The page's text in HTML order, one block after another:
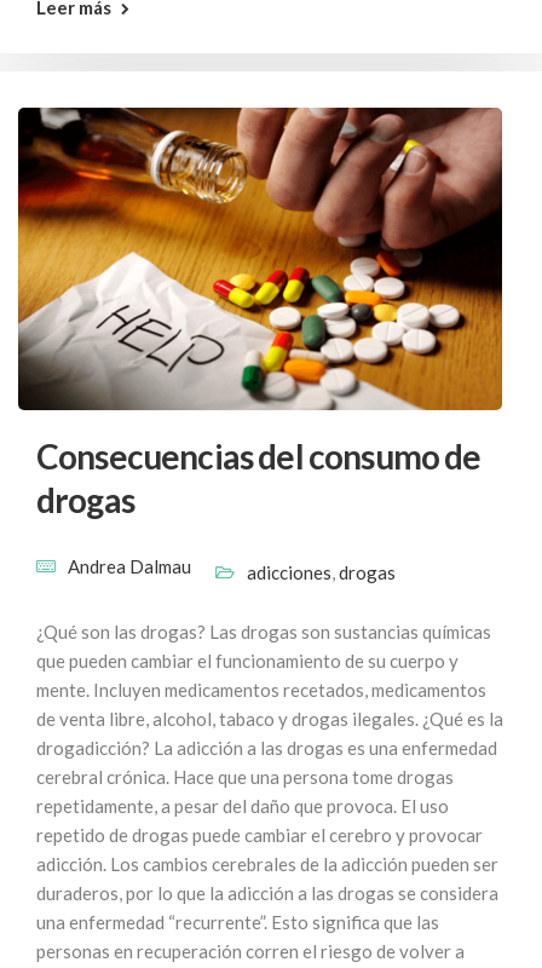
Leer más
Consecuencias del consumo de
drogas
Andrea Dalmau adicciones,drogas
¿Qué son las drogas? Las drogas son sustancias químicas
que pueden cambiar el funcionamiento de su cuerpo y
mente. Incluyen medicamentos recetados, medicamentos
de venta libre, alcohol, tabaco y drogas ilegales. ¿Qué es la
drogadicción? La adicción a las drogas es una enfermedad
cerebral crónica. Hace que una persona tome drogas
repetidamente, a pesar del daño que provoca. El uso
repetido de drogas puede cambiar el cerebro y provocar
adicción. Los cambios cerebrales de la adicción pueden ser
duraderos, por lo que la adicción a las drogas se considera
una enfermedad “recurrente”. Esto significa que las
personas en recuperación corren el riesgo de volver a